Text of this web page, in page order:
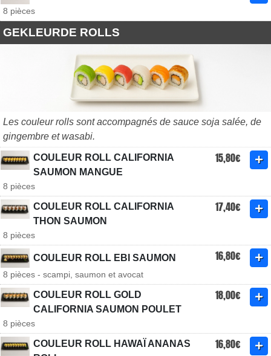
8 pièces
GEKLEURDE ROLLS
Les couleur rolls sont accompagnés de sauce soja salée, de
gingembre et wasabi.
COULEUR ROLL CALIFORNIA
SAUMON MANGUE
15,80€
8 pièces
COULEUR ROLL CALIFORNIA
THON SAUMON
17,40€
8 pièces
COULEUR ROLL EBI SAUMON 16,80€
8 pièces - scampi, saumon et avocat
COULEUR ROLL GOLD
CALIFORNIA SAUMON POULET
18,00€
8 pièces
COULEUR ROLL HAWAÏ ANANAS
16,80€